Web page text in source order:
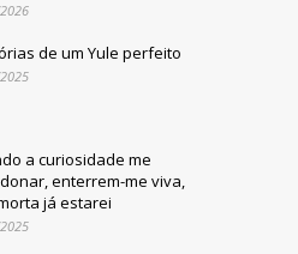
de um Yule perfeito
a curiosidade me
enterrem-me viva,
já estarei